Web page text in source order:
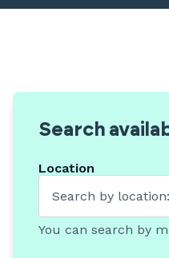
Search
Location
You can search by